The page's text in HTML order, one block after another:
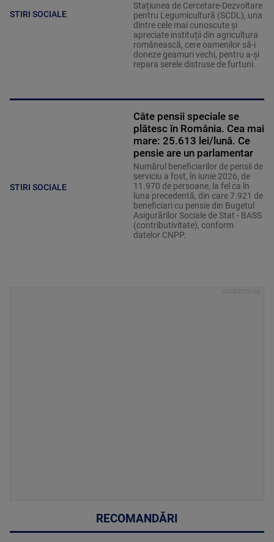
STIRI SOCIALE
Stațiunea de Cercetare-Dezvoltare
pentru Legumicultură (SCDL), una
dintre cele mai cunoscute și
apreciate instituții din agricultura
românească, cere oamenilor să-i
doneze geamuri vechi, pentru a-și
repara serele distruse de furtuni.
STIRI SOCIALE
Câte pensii speciale se
plătesc în România. Cea mai
mare: 25.613 lei/lună. Ce
pensie are un parlamentar
Numărul beneficiarilor de pensii de
serviciu a fost, în iunie 2026, de
11.970 de persoane, la fel ca în
luna precedentă, din care 7.921 de
beneficiari cu pensie din Bugetul
Asigurărilor Sociale de Stat - BASS
(contributivitate), conform
datelor CNPP.
RECOMANDĂRI